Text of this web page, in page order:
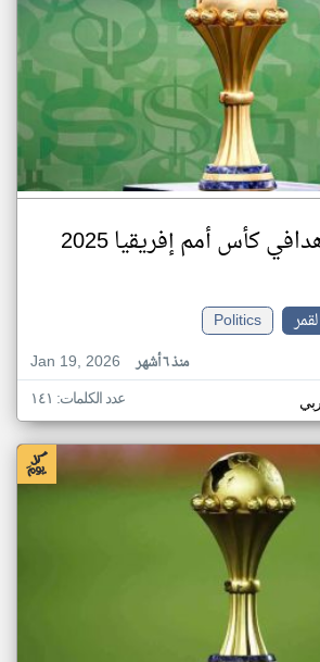
كأس أمم إفريقيا 2025
Politics
Jan 19, 2026
منذ ٦ أشهر
عدد الكلمات: ١٤١